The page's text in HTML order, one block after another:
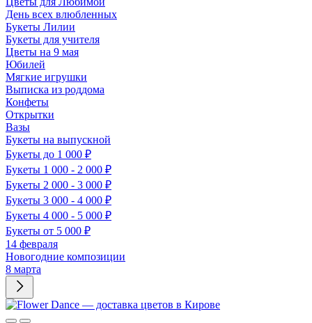
День всех влюбленных
Букеты Лилии
Букеты для учителя
Цветы на 9 мая
Юбилей
Мягкие игрушки
Выписка из роддома
Конфеты
Открытки
Вазы
Букеты на выпускной
Букеты до 1 000 ₽
Букеты 1 000 - 2 000 ₽
Букеты 2 000 - 3 000 ₽
Букеты 3 000 - 4 000 ₽
Букеты 4 000 - 5 000 ₽
Букеты от 5 000 ₽
14 февраля
Новогодние композиции
8 марта